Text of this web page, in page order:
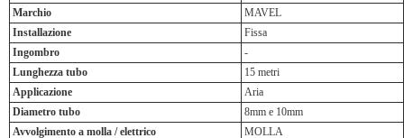
Marchio
MAVEL
Installazione
Fissa
Ingombro
-
Lunghezza tubo
15 metri
Applicazione
Aria
Diametro tubo
8mm e 10mm
Avvolgimento a molla / elettrico
MOLLA